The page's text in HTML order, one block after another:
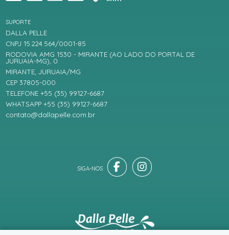
SUPORTE
DALLA PELLE
CNPJ 15.224.564/0001-85
RODOVIA AMG 1530 - MIRANTE (AO LADO DO PORTAL DE
JURUAIA-MG), 0
MIRANTE, JURUAIA/MG
CEP 37805-000
TELEFONE +55 (35) 99127-6687
WHATSAPP +55 (35) 99127-6687
contato@dallapelle.com.br